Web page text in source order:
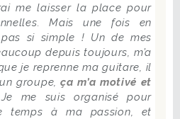
me laisser la place pour
Mais une fois en
si simple ! Un de mes
depuis toujours, m’a
je reprenne ma guitare, il
groupe,ça m’a motivé et
me suis organisé pour
temps à ma passion, et